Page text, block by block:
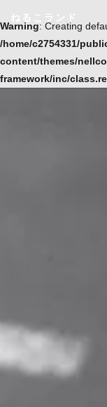
Warning: Creating
/home/c2754331/
content/themes/
framework/inc/
ねるこランド